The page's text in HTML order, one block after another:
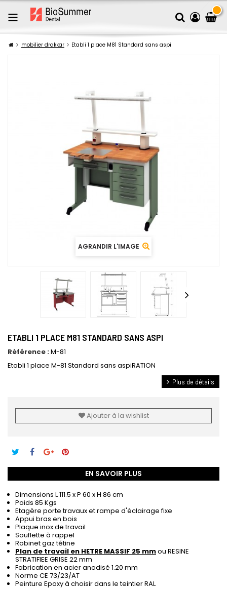
mobilier drakkar Etabli 1 place M81 Standard sans aspi
AGRANDIR L'IMAGE
ETABLI 1 PLACE M81 STANDARD SANS ASPI
Référence :M-81
Etabli 1 place M-81 Standard sans aspiRATION
Plus de détails
Ajouter à la wishlist
EN SAVOIR PLUS
Dimensions L 111.5 x P 60 x H 86 cm
Poids 85 Kgs
Etagère porte travaux et rampe d'éclairage fixe
Appui bras en bois
Plaque inox de travail
Souflette à rappel
Robinet gaz tétine
Plan de travail en HETRE MASSIF 25 mmou RESINE
STRATIFIEE GRISE 22 mm
Fabrication en acier anodisé 1.20 mm
Norme CE 73/23/AT
Peinture Epoxy à choisir dans le teintier RAL